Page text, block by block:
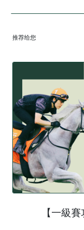
推荐给您
【一級